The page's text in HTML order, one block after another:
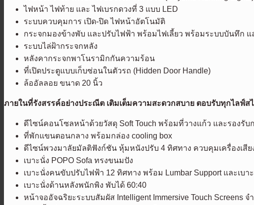
ไฟหน้า ไฟท้าย และ ไฟเบรกดวงที่ 3 แบบ LED
ระบบควบคุมการ เปิด-ปิด ไฟหน้าอัตโนมัติ
กระจกมองข้างพับ และปรับไฟฟ้า พร้อมไฟเลี้ยว พร้อมระบบบันทึก
ระบบไล่ฝ้ากระจกหลัง
หลังคากระจกพาโนรามิกกันความร้อน
ที่เปิดประตูแบบเก็บซ่อนในตัวรถ (Hidden Door Handle)
ล้ออัลลอย ขนาด 20 นิ้ว
ภายในที่รังสรรค์อย่างประณีต เติมเต็มความสะดวกสบาย ตอบรับทุกไลฟ์ส
ดีไซน์คอนโซลหน้าด้วยวัสดุ Soft Touch พร้อมที่วางแก้ว และรองรับ
ที่พักแขนตอนกลาง พร้อมกล่อง cooling box
ดีไซน์พวงมาลัยมัลติฟังก์ชัน หุ้มหนังปรับ 4 ทิศทาง ควบคุมเครื่องเสี
เบาะนั่ง POPO Sofa ทรงขนมปัง
เบาะนั่งคนขับปรับไฟฟ้า 12 ทิศทาง พร้อม Lumbar Support แล
เบาะนั่งด้านหลังพนักพิง พับได้ 60:40
หน้าจออัจฉริยะระบบสัมผัส Intelligent Immersive Touch